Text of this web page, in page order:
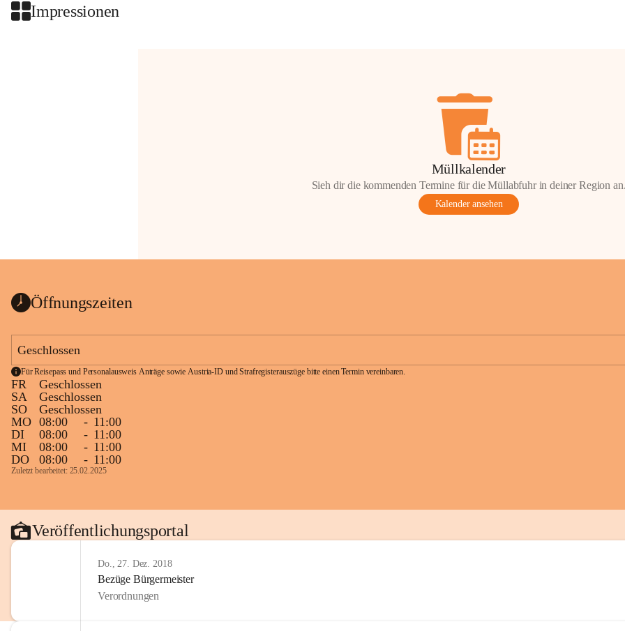
Impressionen
Müllkalender
Sieh dir die kommenden Termine für die Müllabfuhr in deiner Region
Kalender ansehen
Öffnungszeiten
Geschlossen
Für Reisepass und Personalausweis Anträge sowie Austria-ID und Strafregisterauszüge bitte einen Termin vereinbaren.
FR
Geschlossen
SA
Geschlossen
SO
Geschlossen
MO 08:00 - 11:00
DI
08:00 - 11:00
MI
08:00 - 11:00
DO
08:00 - 11:00
Zuletzt bearbeitet: 25.02.2025
Veröffentlichungsportal
Do., 27. Dez. 2018
Bezüge Bürgermeister
Verordnungen